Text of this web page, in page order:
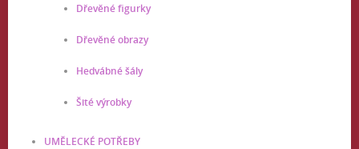
Dřevěné figurky
Dřevěné obrazy
Hedvábné šály
Šité výrobky
UMĚLECKÉ POTŘEBY